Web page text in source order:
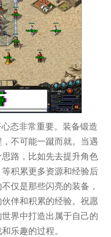
态非常重要。装备锻造
不可能一蹴而就。当遇
路，比如先去提升角色
积累更多资源和经验后
仅是那些闪亮的装备，
伴和积累的经验。祝愿
界中打造出属于自己的
乐趣的过程。